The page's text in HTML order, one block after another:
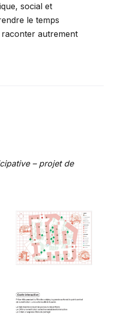
social et
le temps
raconter autrement
– projet de